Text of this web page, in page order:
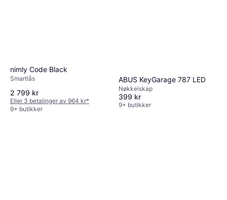
nimly Code Black
Smartlås
2 799 kr
Eller 3 betalinger av 964 kr*
9+ butikker
ABUS KeyGarage 787 LED
Nøkkelskap
399 kr
9+ butikker